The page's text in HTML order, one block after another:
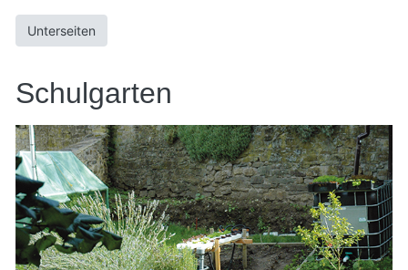
Unterseiten
Schulgarten